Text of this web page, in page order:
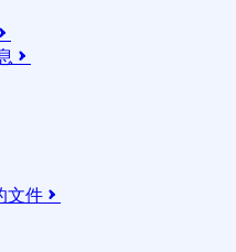


文件 